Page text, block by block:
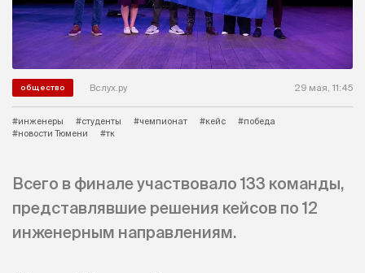
общество Вслух.ру 29 мая, 11:45
#инженеры #студенты #чемпионат #кейс
#победа
#новости Тюмени
#тк
Всего в финале участвовало 133 команды,
представлявшие решения кейсов по 12
инженерным направлениям.